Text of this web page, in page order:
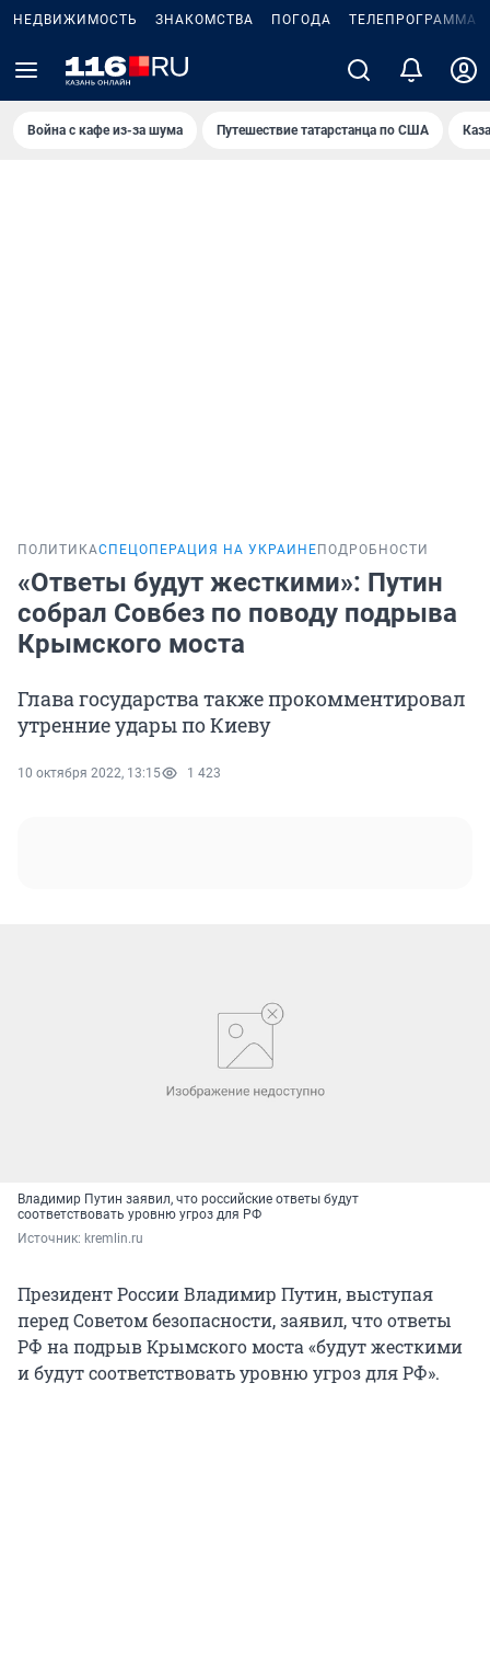
НЕДВИЖИМОСТЬ ЗНАКОМСТВА ПОГОДА ТЕЛЕПРОГРАММА
Война с кафе из-за шума Путешествие татарстанца по США
ПОЛИТИКАСПЕЦОПЕРАЦИЯ НА УКРАИНЕ ПОДРОБНОСТИ
«Ответы будут жесткими»: Путин
собрал Совбез по поводу подрыва
Крымского моста
Глава государства также прокомментировал
утренние удары по Киеву
10 октября 2022, 13:15 1 423
Владимир Путин заявил, что российские ответы будут
соответствовать уровню угроз для РФ
Источник: kremlin.ru
Президент России Владимир Путин, выступая
перед Советом безопасности, заявил, что ответы
РФ на подрыв Крымского моста «будут жесткими
и будут соответствовать уровню угроз для РФ».